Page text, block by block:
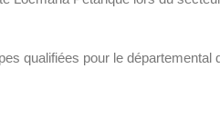
qualifiées pour le départemental